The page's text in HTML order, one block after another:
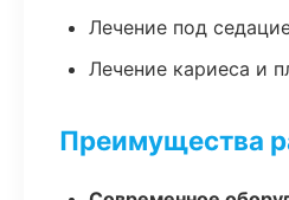
Лечение под
Лечение кариеса и
Преимущества